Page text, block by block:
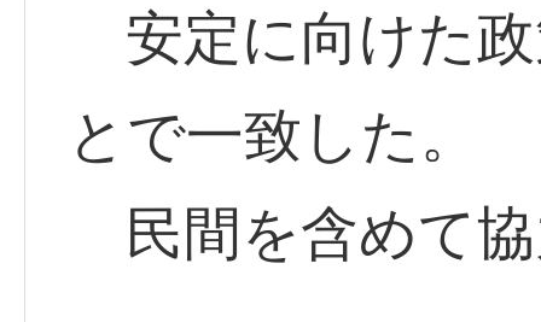
安定に向けた
とで一致した。
民間を含めて